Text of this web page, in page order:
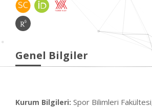
Genel Bilgiler
Kurum Bilgileri: Spor Bilimleri